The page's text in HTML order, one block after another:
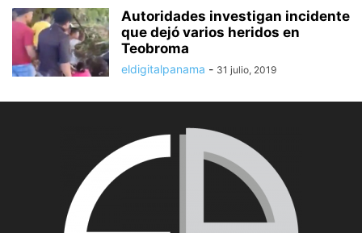
Autoridades investigan incidente
que dejó varios heridos en
Teobroma
eldigitalpanama - 31 julio, 2019